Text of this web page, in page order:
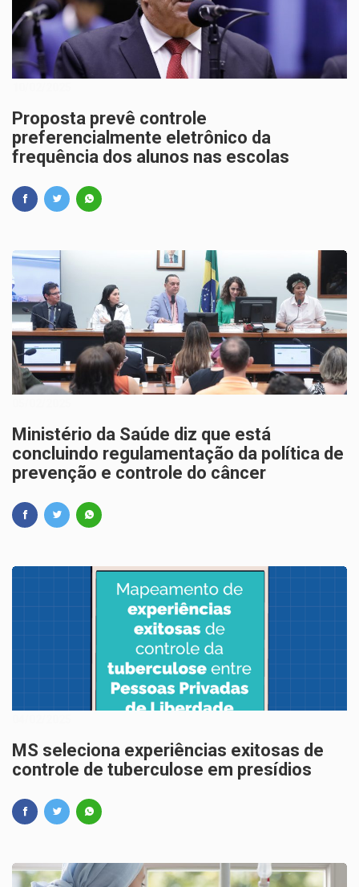
Proposta prevê controle
preferencialmente eletrônico da
frequência dos alunos nas escolas
Ministério da Saúde diz que está
concluindo regulamentação da política de
prevenção e controle do câncer
MS seleciona experiências exitosas de
controle de tuberculose em presídios